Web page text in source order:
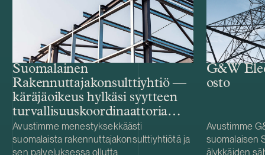
Suomalainen
Rakennuttajakonsulttiyhtiö —
käräjäoikeus hylkäsi syytteen
turvallisuuskoordinaattoria
koskevassa
työturvallisuusrikosasiassa
Avustimme menestyksekkäästi
suomalaista rakennuttajakonsulttiyhtiötä ja
sen palveluksessa ollutta
G&W
osto
Avustimme
suomalaisen
älykkäiden